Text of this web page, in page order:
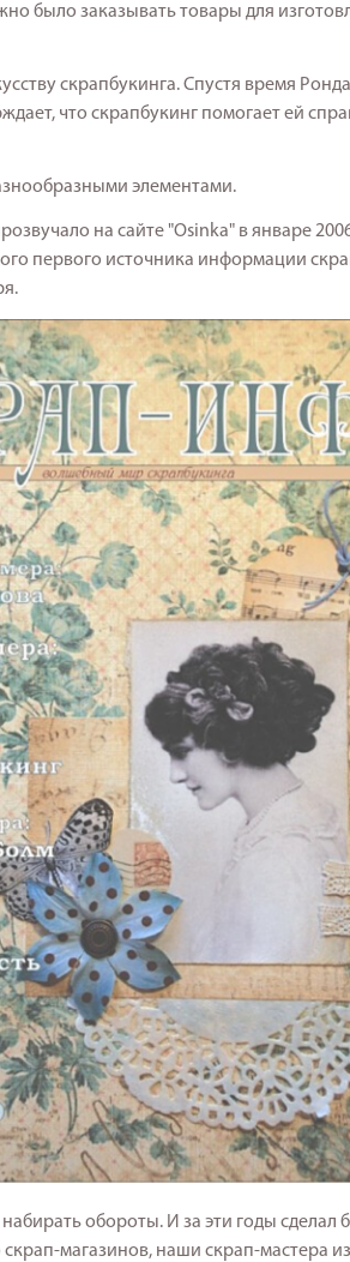
было заказывать товары для
скрапбукинга. Спустя время
что скрапбукинг помогает ей
элементами.
на сайте "Osinka" в январе
первого источника информации
обороты. И за эти годы сделал
магазинов, наши скрап-мастера